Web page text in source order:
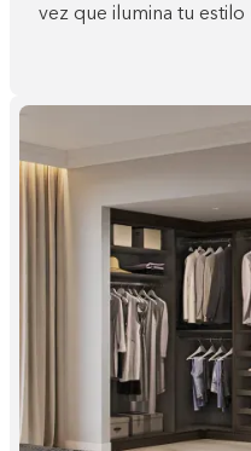
vez que ilumina tu estilo